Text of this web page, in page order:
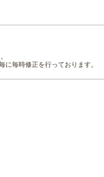
毎時修正を行っております。